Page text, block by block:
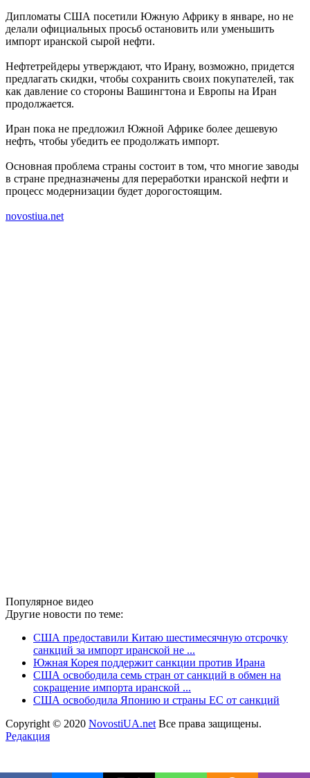
Дипломаты США посетили Южную Африку в январе, но не
делали официальных просьб остановить или уменьшить
импорт иранской сырой нефти.
Нефтетрейдеры утверждают, что Ирану, возможно, придется
предлагать скидки, чтобы сохранить своих покупателей, так
как давление со стороны Вашингтона и Европы на Иран
продолжается.
Иран пока не предложил Южной Африке более дешевую
нефть, чтобы убедить ее продолжать импорт.
Основная проблема страны состоит в том, что многие заводы
в стране предназначены для переработки иранской нефти и
процесс модернизации будет дорогостоящим.
novostiua.net
Популярное видео
Другие новости по теме:
США предоставили Китаю шестимесячную отсрочку
санкций за импорт иранской не ...
Южная Корея поддержит санкции против Ирана
США освободила семь стран от санкций в обмен на
сокращение импорта иранской ...
США освободила Японию и страны ЕС от санкций
Copyright © 2020 NovostiUA.net Все права защищены.
Редакция